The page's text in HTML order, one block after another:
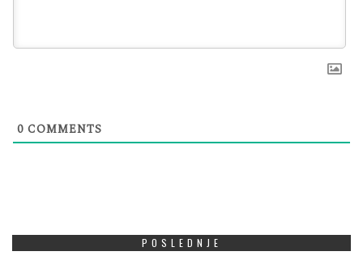
0 COMMENTS
POSLEDNJE